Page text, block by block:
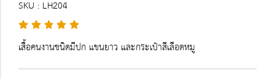
SKU : LH204
เสื้อคนงานชนิดมีปก แขนยาว และกระเป๋าสีเลือดหมู